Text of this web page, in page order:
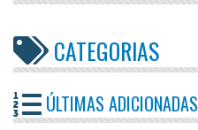
CATEGORIAS
ÚLTIMAS ADICIONADAS